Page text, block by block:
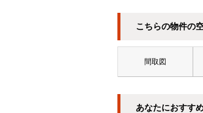
こちらの物件の
間取図
あなたにおすす